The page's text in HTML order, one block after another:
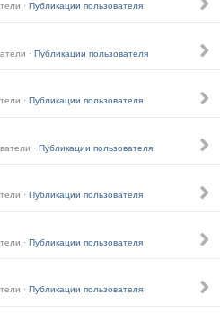
· Публикации пользователя
· Публикации пользователя
· Публикации пользователя
· Публикации пользователя
· Публикации пользователя
· Публикации пользователя
· Публикации пользователя